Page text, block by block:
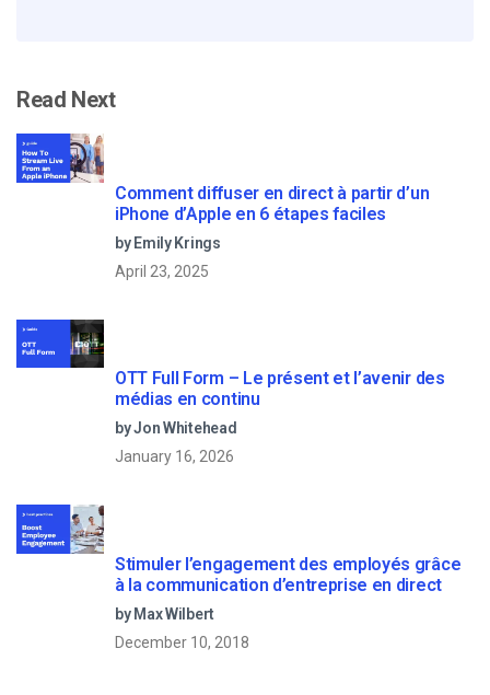
Read Next
Comment diffuser en direct à partir d’un
iPhone d’Apple en 6 étapes faciles
by Emily Krings
April 23, 2025
OTT Full Form – Le présent et l’avenir des
médias en continu
by Jon Whitehead
January 16, 2026
Stimuler l’engagement des employés grâce
à la communication d’entreprise en direct
by Max Wilbert
December 10, 2018